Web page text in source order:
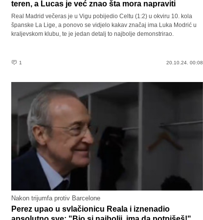
teren, a Lucas je već znao šta mora napraviti
Real Madrid večeras je u Vigu pobijedio Celtu (1:2) u okviru 10. kola
španske La Lige, a ponovo se vidjelo kakav značaj ima Luka Modrić u
kraljevskom klubu, te je jedan detalj to najbolje demonstrirao.
1 20.10.24. 00:08
Nakon trijumfa protiv Barcelone
Perez upao u svlačionicu Reala i iznenadio